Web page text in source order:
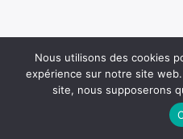
Nous utilisons des cookies
expérience sur notre site
site, nous supposerons